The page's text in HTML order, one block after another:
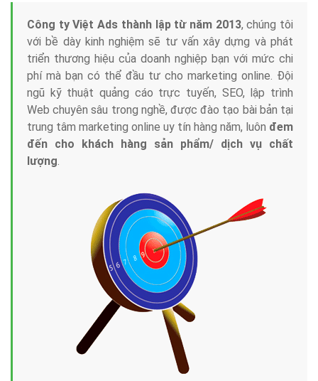
Tại sao chọn công ty Việt Ads làm đối tác
Marketing Online?
Công ty Việt Ads thành lập từ năm 2013
với bề dày kinh nghiệm sẽ tư vấn xây dựng và phát
triển thương hiệu của doanh nghiệp bạn với mức chi